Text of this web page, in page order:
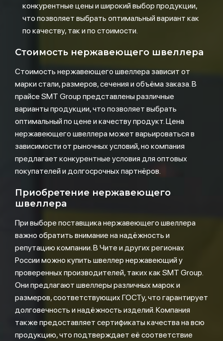
конкурентные цены и широкий выбор продукции,
что позволяет выбрать оптимальный вариант как
по качеству, так и по стоимости.
Стоимость нержавеющего швеллера
Стоимость нержавеющего швеллера зависит от
марки стали, размеров, сечения и объёма заказа. В
прайсе SMT Group представлены различные
варианты продукции, что позволяет выбрать
оптимальный по цене и качеству продукт. Цена
нержавеющего швеллера может варьироваться в
зависимости от рыночных условий, но компания
предлагает конкурентные условия для оптовых
покупателей и долгосрочных партнёров.
Приобретение нержавеющего
швеллера
При выборе поставщика нержавеющего швеллера
важно обратить внимание на надёжность и
репутацию компании. В Чите и других регионах
России можно купить швеллер нержавеющий у
проверенных производителей, таких как SMT Group.
Они предлагают швеллеры различных марок и
размеров, соответствующих ГОСТу, что гарантирует
долговечность и надёжность изделий. Компания
также предоставляет сертификаты качества на всю
продукцию, что подтверждает её соответствие